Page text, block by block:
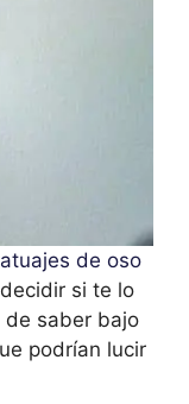
de oso
si te lo
de saber bajo
podrían lucir